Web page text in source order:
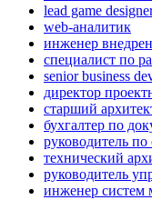
lead game
web-аналитик
инженер
специалист по
senior business
директор
старший
бухгалтер по
руководитель по
технический
руководитель
инженер систем